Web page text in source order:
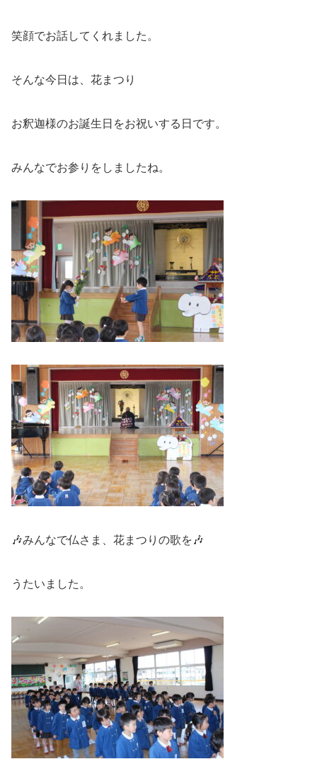
笑顔でお話してくれました。
そんな今日は、花まつり
お釈迦様のお誕生日をお祝いする日です。
みんなでお参りをしましたね。
🎶みんなで仏さま、花まつりの歌を🎶
うたいました。